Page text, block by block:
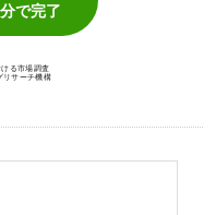
で完了
る市場調査
リサーチ機構